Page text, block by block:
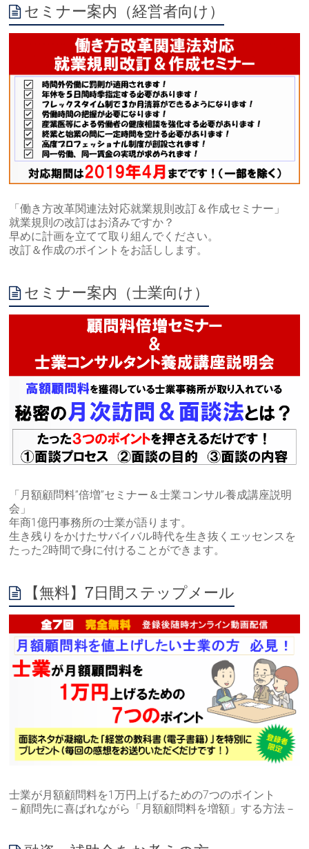
セミナー案内（経営者向け）
「働き方改革関連法対応就業規則改訂＆作成セミナー」
就業規則の改訂はお済みですか？
早めに計画を立てて取り組んでください。
改訂＆作成のポイントをお話しします。
セミナー案内（士業向け）
「月額顧問料”倍増”セミナー＆士業コンサル養成講座説明
会」
年商1億円事務所の士業が語ります。
生き残りをかけたサバイバル時代を生き抜くエッセンスを
たった2時間で身に付けることができます。
【無料】7日間ステップメール
士業が月額顧問料を1万円上げるための7つのポイント
－顧問先に喜ばれながら「月額顧問料を増額」する方法－